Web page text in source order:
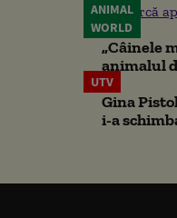
Descarcă
ANIMAL
WORLD
„Câinele
animalul
UTV
Gina
i-a